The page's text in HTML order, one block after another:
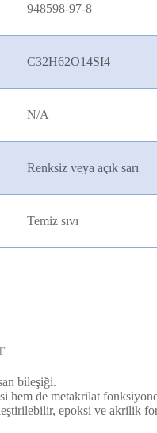
948598-97-8
C32H62O14SI4
N/A
Renksiz veya açık sarı
Temiz sıvı
bileşiği.
hem de metakrilat
epoksi ve akrilik